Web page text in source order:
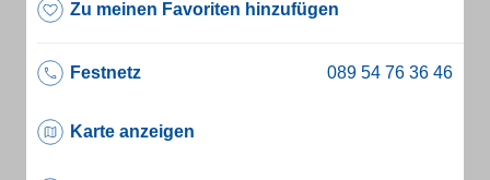
Zu meinen Favoriten hinzufügen
Festnetz
Karte anzeigen